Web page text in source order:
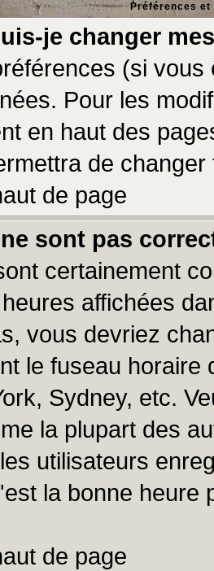
Préférences
je changer
(si
Pour les
en haut des
de
de page
sont pas
certainement
affichées
vous devriez
le fuseau
Sydney, etc.
la plupart des
utilisateurs
la bonne heure
de page